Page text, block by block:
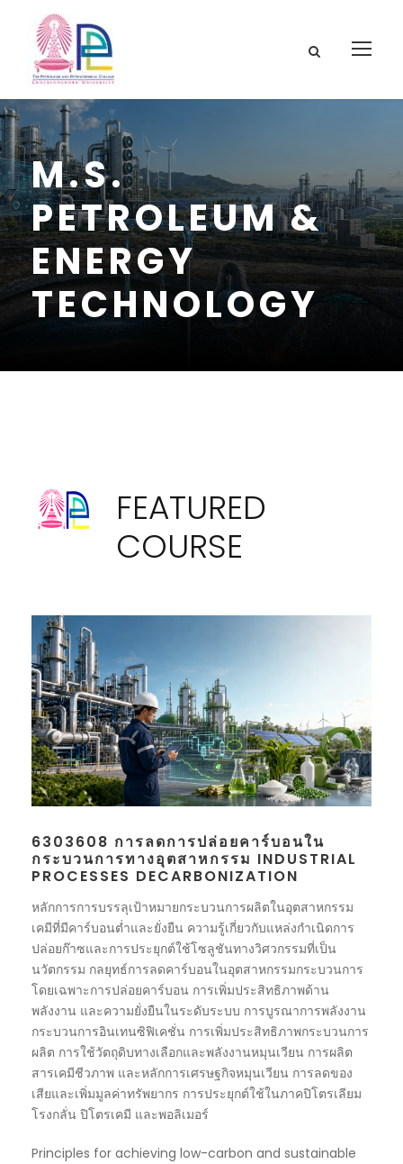
M.S.
PETROLEUM &
ENERGY
TECHNOLOGY
FEATURED
COURSE
6303608 การลดการปล่อยคาร์บอนใน
กระบวนการทางอุตสาหกรรม INDUSTRIAL
PROCESSES DECARBONIZATION
หลักการการบรรลุเป้าหมายกระบวนการผลิตในอุตสาหกรรม
เคมีที่มีคาร์บอนต่ำและยั่งยืน ความรู้เกี่ยวกับแหล่งกำเนิดการ
ปล่อยก๊าซและการประยุกต์ใช้โซลูชันทางวิศวกรรมที่เป็น
นวัตกรรม กลยุทธ์การลดคาร์บอนในอุตสาหกรรมกระบวนการ
โดยเฉพาะการปล่อยคาร์บอน การเพิ่มประสิทธิภาพด้าน
พลังงาน และความยั่งยืนในระดับระบบ การบูรณาการพลังงาน
กระบวนการอินเทนซิฟิเคชั่น การเพิ่มประสิทธิภาพกระบวนการ
ผลิต การใช้วัตถุดิบทางเลือกและพลังงานหมุนเวียน การผลิต
สารเคมีชีวภาพ และหลักการเศรษฐกิจหมุนเวียน การลดของ
เสียและเพิ่มมูลค่าทรัพยากร การประยุกต์ใช้ในภาคปิโตรเลียม
โรงกลั่น ปิโตรเคมี และพอลิเมอร์
Principles for achieving low-carbon and sustainable